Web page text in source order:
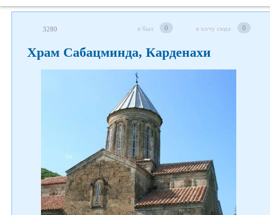
3280 я был 0 я хочу сюда 0
Храм Сабацминда, Карденахи
Следите за нами в соцсетях